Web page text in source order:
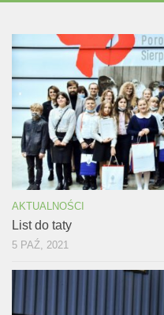
AKTUALNOŚCI
List do taty
5 PAŹ, 2021